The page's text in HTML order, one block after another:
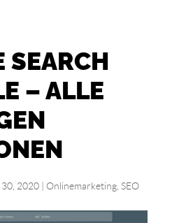
SEARCH
– ALLE
30, 2020| Onlinemarketing, SEO